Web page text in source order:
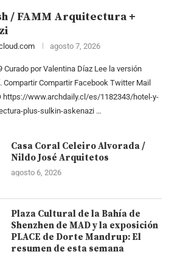
/ FAMM Arquitectura +
agosto 7, 2026
Curado por Valentina Díaz Lee la versión
Compartir Compartir Facebook Twitter Mail
https://www.archdaily.cl/es/1182343/hotel-y-
plus-sulkin-askenazi …
Casa Coral Celeiro Alvorada /
Nildo José Arquitetos
agosto 6, 2026
Plaza Cultural de la Bahía de
Shenzhen de MAD y la exposición
PLACE de Dorte Mandrup: El
resumen de esta semana